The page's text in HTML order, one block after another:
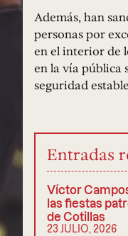
Además, han
personas por
en el interior de
en la vía pública
seguridad
Entradas
Víctor
las fiestas
de Cotillas
23 JULIO, 2026